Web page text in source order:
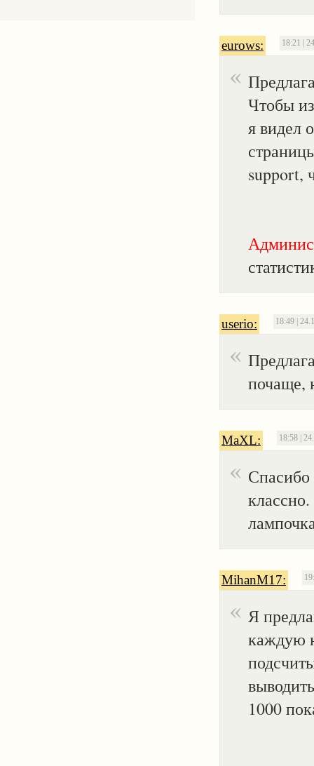
eurows: 18:21 |
Чтобы
я видел
support,
userio: 18:49 |
почаще,
MaXL: 18:58 |
Спасибо
MihanM17:
Я
каждую
1000